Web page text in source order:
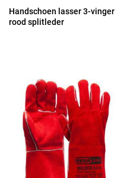
Handschoen lasser 3-vinger
rood splitleder